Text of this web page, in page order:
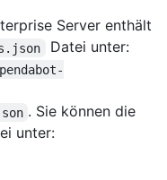
Server enthält
Datei unter:
. Sie können die
unter: